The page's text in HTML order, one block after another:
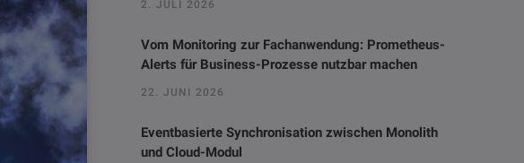
2. JULI 2026
Vom Monitoring zur Fachanwendung: Prometheus-
Alerts für Business-Prozesse nutzbar machen
22. JUNI 2026
Eventbasierte Synchronisation zwischen Monolith
und Cloud-Modul